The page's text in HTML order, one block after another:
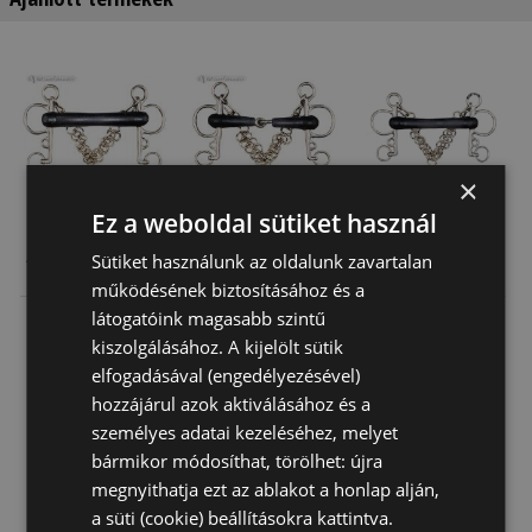
Zabla Pelham
Merev Gumis
Lánccal
18 220 Ft
Zabla Pelham
Gumis Csuklós
Lánccal
20 180 Ft
Zabla Pelham
×
Ez a weboldal sütiket használ
Sütiket használunk az oldalunk zavartalan
működésének biztosításához és a
látogatóink magasabb szintű
kiszolgálásához. A kijelölt sütik
elfogadásával (engedélyezésével)
hozzájárul azok aktiválásához és a
személyes adatai kezeléséhez, melyet
bármikor módosíthat, törölhet: újra
megnyithatja ezt az ablakot a honlap alján,
a süti (cookie) beállításokra kattintva.